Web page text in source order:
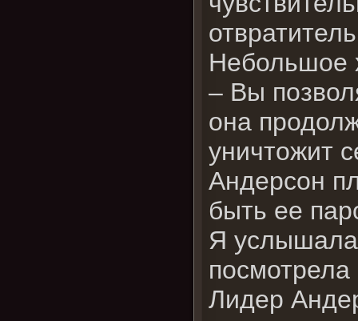
Небольшое
– Вы
она
уничтожит
Андерсон
быть ее
Я услышала
Лидер